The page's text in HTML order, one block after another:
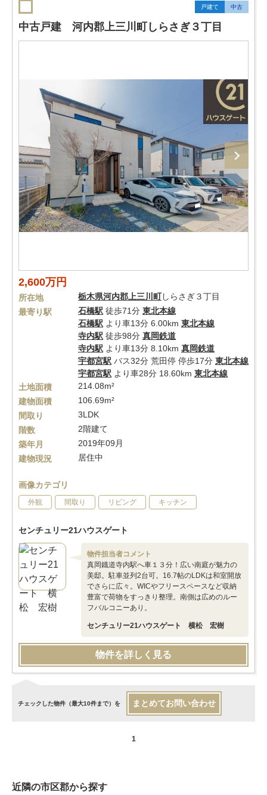
戸建て 中古
中古戸建 河内郡上三川町しらさぎ３丁目
2,600万円
所在地 栃木県河内郡上三川町しらさぎ３丁目
最寄り駅
石橋駅 徒歩71分 東北本線
石橋駅 より車13分 6.00km 東北本線
寺内駅 徒歩98分 真岡鉄道
寺内駅 より車13分 8.10km 真岡鉄道
宇都宮駅 バス32分 荒田停 停歩17分 東北本線
宇都宮駅 より車28分 18.60km 東北本線
土地面積
214.08m²
建物面積
106.69m²
間取り
3LDK
階数
2階建て
築年月
2019年09月
建物現況
居住中
画像カテゴリ
外観 間取り リビング キッチン
センチュリー21ハウスゲート
物件担当者コメント
真岡鐡道寺内駅へ車１３分！広い南庭が魅力の
美邸。駐車並列2台可。16.7帖のLDKは和室開放
でさらに広々。WICやフリースペースなど収納
豊富で荷物をすっきり整理。南側は広めのルー
フバルコニーあり。
センチュリー21ハウスゲート 横松 宏樹
物件を詳しく見る
チェックした物件（最大10件まで）を まとめてお問い合わせ
1
近隣の市区郡から探す